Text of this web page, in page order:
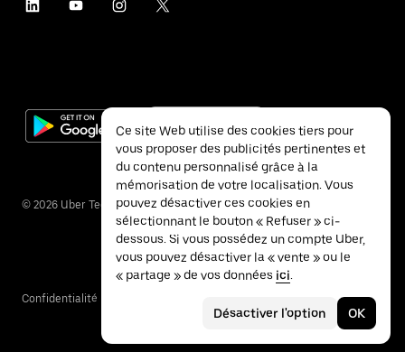
© 2026 Uber Technologies Inc.
Confidentialité
Ce site Web utilise des cookies tiers pour
vous proposer des publicités pertinentes et
du contenu personnalisé grâce à la
mémorisation de votre localisation. Vous
pouvez désactiver ces cookies en
sélectionnant le bouton « Refuser » ci-
dessous. Si vous possédez un compte Uber,
vous pouvez désactiver la « vente » ou le
« partage » de vos données ici.
Désactiver l'option OK